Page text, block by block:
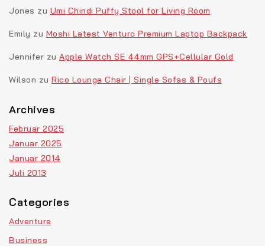
Jones zu Umi Chindi Puffy Stool for Living Room
Emily zu Moshi Latest Venturo Premium Laptop Backpack
Jennifer zu Apple Watch SE 44mm GPS+Cellular Gold
Wilson zu Rico Lounge Chair | Single Sofas & Poufs
Archives
Februar 2025
Januar 2025
Januar 2014
Juli 2013
Categories
Adventure
Business